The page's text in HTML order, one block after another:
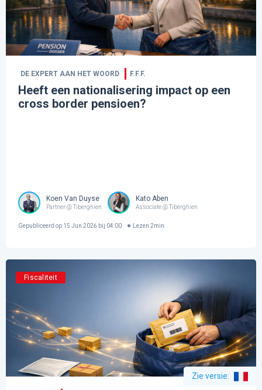
DE EXPERT AAN HET WOORD F.F.F.
Heeft een nationalisering impact op een
cross border pensioen?
Koen Van Duyse
Partner @ Tiberghien
Kato Aben
Associate @ Tiberghien
Gepubliceerd op 15 Jun 2026 bij 04:00 Lezen 2min
Fiscaliteit
Zie versie: